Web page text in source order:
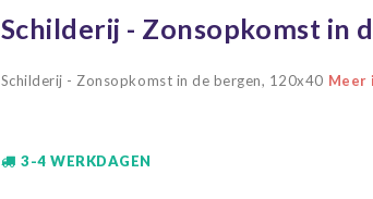
Schilderij - Zonsopkomst in
Schilderij - Zonsopkomst in de bergen, 120x40 Meer
3-4 WERKDAGEN